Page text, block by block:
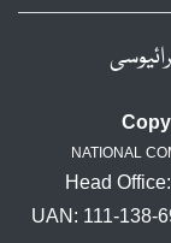
NATIONAL
Head
UAN: 111-138-